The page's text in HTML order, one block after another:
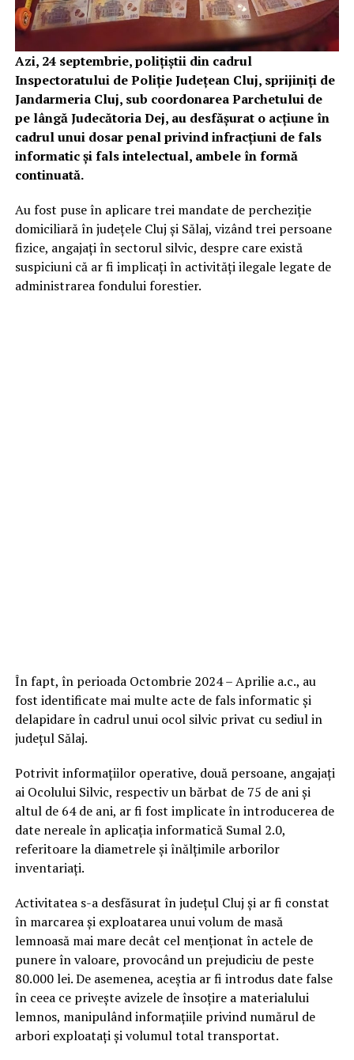
Azi, 24 septembrie, polițiștii din cadrul
Inspectoratului de Poliție Județean Cluj, sprijiniți de
Jandarmeria Cluj, sub coordonarea Parchetului de
pe lângă Judecătoria Dej, au desfășurat o acțiune în
cadrul unui dosar penal privind infracțiuni de fals
informatic și fals intelectual, ambele în formă
continuată.
Au fost puse în aplicare trei mandate de percheziție
domiciliară în județele Cluj și Sălaj, vizând trei persoane
fizice, angajați în sectorul silvic, despre care există
suspiciuni că ar fi implicați în activități ilegale legate de
administrarea fondului forestier.
În fapt, în perioada Octombrie 2024 – Aprilie a.c., au
fost identificate mai multe acte de fals informatic și
delapidare în cadrul unui ocol silvic privat cu sediul in
județul Sălaj.
Potrivit informațiilor operative, două persoane, angajați
ai Ocolului Silvic, respectiv un bărbat de 75 de ani și
altul de 64 de ani, ar fi fost implicate în introducerea de
date nereale în aplicația informatică Sumal 2.0,
referitoare la diametrele și înălțimile arborilor
inventariați.
Activitatea s-a desfăsurat în județul Cluj și ar fi constat
în marcarea și exploatarea unui volum de masă
lemnoasă mai mare decât cel menționat în actele de
punere în valoare, provocând un prejudiciu de peste
80.000 lei. De asemenea, aceștia ar fi introdus date false
în ceea ce privește avizele de însoțire a materialului
lemnos, manipulând informațiile privind numărul de
arbori exploatați și volumul total transportat.